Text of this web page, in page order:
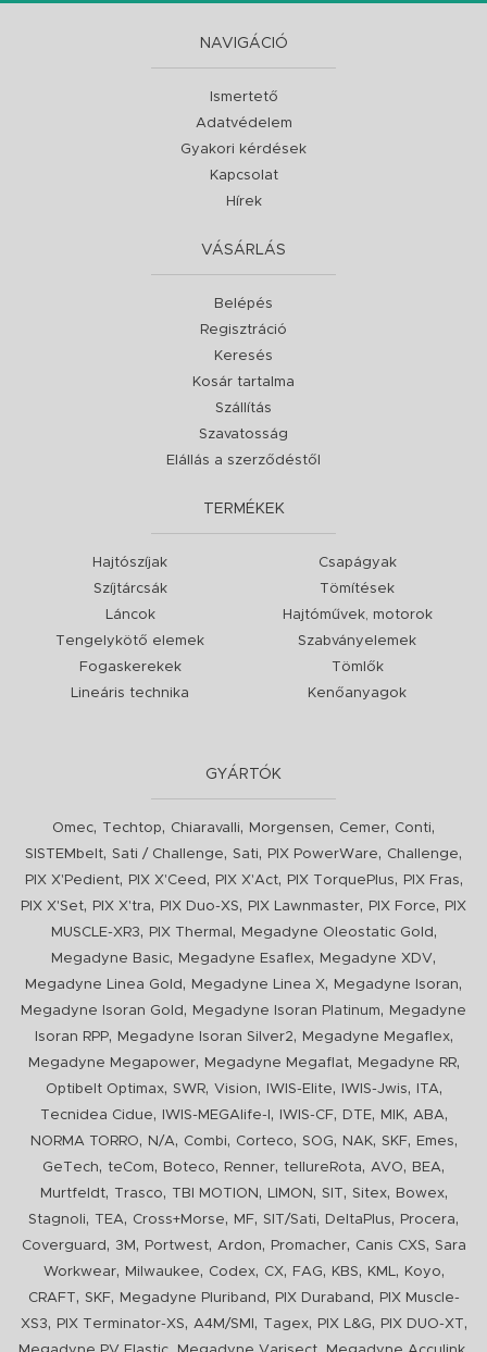
NAVIGÁCIÓ
Ismertető
Adatvédelem
Gyakori kérdések
Kapcsolat
Hírek
VÁSÁRLÁS
Belépés
Regisztráció
Keresés
Kosár tartalma
Szállítás
Szavatosság
Elállás a szerződéstől
TERMÉKEK
Hajtószíjak
Szíjtárcsák
Láncok
Tengelykötő elemek
Fogaskerekek
Lineáris technika
Csapágyak
Tömítések
Hajtóművek, motorok
Szabványelemek
Tömlők
Kenőanyagok
GYÁRTÓK
Omec, Techtop, Chiaravalli, Morgensen, Cemer, Conti,
SISTEMbelt, Sati / Challenge, Sati, PIX PowerWare, Challenge,
PIX X'Pedient, PIX X'Ceed , PIX X'Act, PIX TorquePlus, PIX Fras,
PIX X'Set, PIX X'tra, PIX Duo-XS, PIX Lawnmaster, PIX Force,
PIX
MUSCLE-XR3, PIX Thermal , Megadyne Oleostatic Gold ,
Megadyne Basic, Megadyne Esaflex, Megadyne XDV,
Megadyne Linea Gold , Megadyne Linea X, Megadyne Isoran,
Megadyne Isoran Gold , Megadyne Isoran Platinum,
Megadyne
Isoran RPP, Megadyne Isoran Silver2, Megadyne Megaflex,
Megadyne Megapower, Megadyne Megaflat, Megadyne RR,
Optibelt Optimax, SWR, Vision, IWIS-Elite, IWIS-Jwis, ITA,
Tecnidea Cidue, IWIS-MEGAlife-I , IWIS-CF, DTE, MIK, ABA,
NORMA TORRO, N/A, Combi, Corteco, SOG, NAK, SKF, Emes,
GeTech, teCom, Boteco, Renner, tellureRota, AVO, BEA,
Murtfeldt, Trasco, TBI MOTION , LIMON , SIT, Sitex, Bowex,
Stagnoli, TEA, Cross+Morse, MF, SIT/Sati, DeltaPlus, Procera,
Coverguard , 3M , Portwest, Ardon, Promacher, Canis CXS, Sara
Workwear, Milwaukee, Codex, CX, FAG, KBS, KML, Koyo,
CRAFT, SKF, Megadyne Pluriband , PIX Duraband ,
PIX Muscle-
XS3, PIX Terminator-XS, A4M/SMI , Tagex, PIX L&G, PIX DUO-XT,